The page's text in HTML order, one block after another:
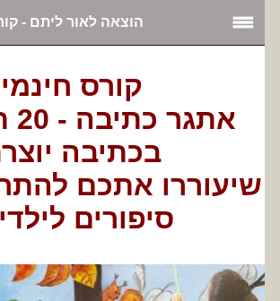
הוצאה לאור ליתם -
קורס חינמי
אתגר
בכתיבה
שיעוררו אתכם
סיפורים